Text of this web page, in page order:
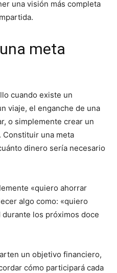
una visión más completa
meta
cuando existe un
viaje, el enganche de una
o simplemente crear un
Constituir una meta
dinero sería necesario
«quiero ahorrar
algo como: «quiero
los próximos doce
un objetivo financiero,
cómo participará cada